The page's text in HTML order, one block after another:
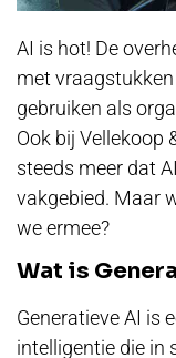
AI is hot! De
met
gebruiken als
Ook bij Vellekoop
steeds meer dat
vakgebied. Maar
we ermee?
Wat is
Generatieve AI is
intelligentie die in